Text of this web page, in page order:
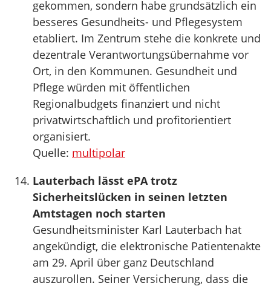
gekommen, sondern habe grundsätzlich ein
besseres Gesundheits- und Pflegesystem
etabliert. Im Zentrum stehe die konkrete und
dezentrale Verantwortungsübernahme vor
Ort, in den Kommunen. Gesundheit und
Pflege würden mit öffentlichen
Regionalbudgets finanziert und nicht
privatwirtschaftlich und profitorientiert
organisiert.
Quelle: multipolar
Lauterbach lässt ePA trotz
Sicherheitslücken in seinen letzten
Amtstagen noch starten
Gesundheitsminister Karl Lauterbach hat
angekündigt, die elektronische Patientenakte
am 29. April über ganz Deutschland
auszurollen. Seiner Versicherung, dass die